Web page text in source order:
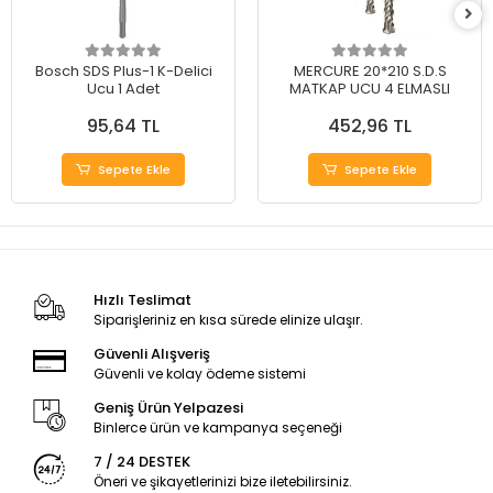
Bosch SDS Plus-1 K-Delici
Ucu 1 Adet
95,64 TL
Sepete Ekle
MERCURE 20*210 S.D.S
MATKAP UCU 4 ELMASLI
452,96 TL
Sepete Ekle
Hızlı Teslimat
Siparişleriniz en kısa sürede elinize ulaşır.
Güvenli Alışveriş
Güvenli ve kolay ödeme sistemi
Geniş Ürün Yelpazesi
Binlerce ürün ve kampanya seçeneği
7 / 24 DESTEK
Öneri ve şikayetlerinizi bize iletebilirsiniz.